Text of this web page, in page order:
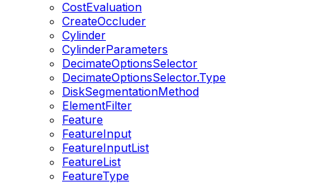
CostEvaluation
CreateOccluder
Cylinder
CylinderParameters
DecimateOptionsSelector
DecimateOptionsSelector.Type
DiskSegmentationMethod
ElementFilter
Feature
FeatureInput
FeatureInputList
FeatureList
FeatureType